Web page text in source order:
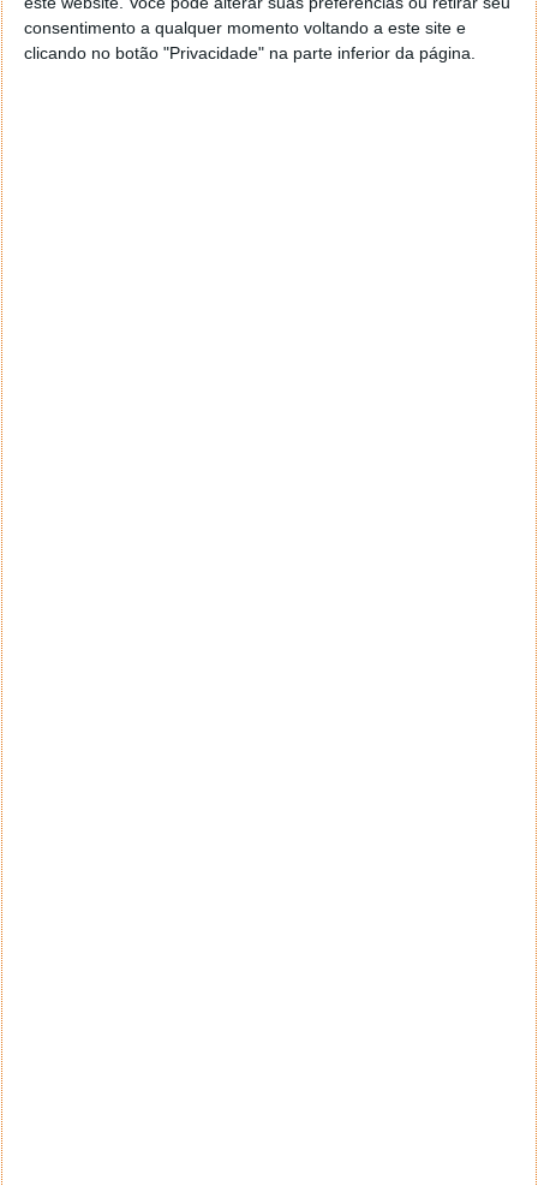
consentimento a qualquer momento voltando a este site e
clicando no botão "Privacidade" na parte inferior da página.